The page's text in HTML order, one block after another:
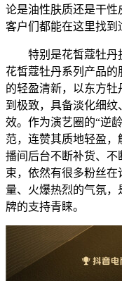
论是油性肤质还是干性
客户们都能在这里找到
特别是花皙蔻牡丹
花皙蔻牡丹系列产品
的轻盈清新，以东方
到极致，具备淡化细
效。作为演艺圈的“逆
范，连赞其质地轻盈
播间后台不断补货、
束，依然有很多粉丝
量、火爆热烈的气氛
牌的支持青睐。